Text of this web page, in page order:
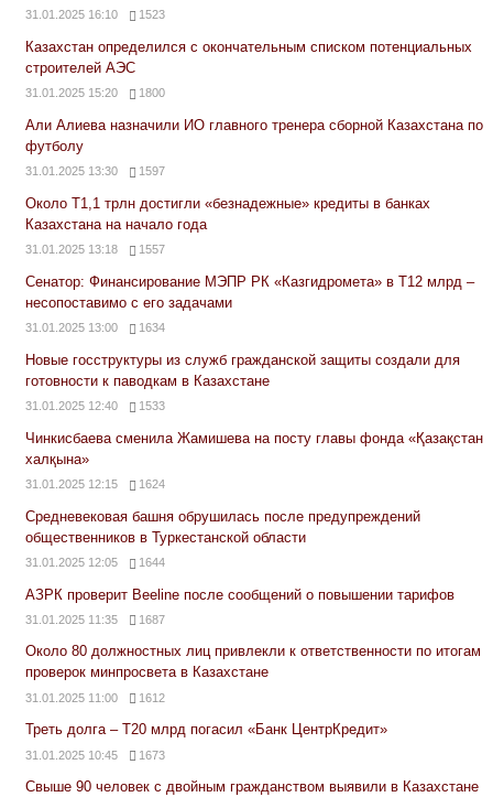
31.01.2025 16:10 1523
Казахстан определился с окончательным списком потенциальных
строителей АЭС
31.01.2025 15:20 1800
Али Алиева назначили ИО главного тренера сборной Казахстана по
футболу
31.01.2025 13:30 1597
Около Т1,1 трлн достигли «безнадежные» кредиты в банках
Казахстана на начало года
31.01.2025 13:18 1557
Сенатор: Финансирование МЭПР РК «Казгидромета» в Т12 млрд –
несопоставимо с его задачами
31.01.2025 13:00 1634
Новые госструктуры из служб гражданской защиты создали для
готовности к паводкам в Казахстане
31.01.2025 12:40 1533
Чинкисбаева сменила Жамишева на посту главы фонда «Қазақстан
халқына»
31.01.2025 12:15 1624
Средневековая башня обрушилась после предупреждений
общественников в Туркестанской области
31.01.2025 12:05 1644
АЗРК проверит Beeline после сообщений о повышении тарифов
31.01.2025 11:35 1687
Около 80 должностных лиц привлекли к ответственности по итогам
проверок минпросвета в Казахстане
31.01.2025 11:00 1612
Треть долга – Т20 млрд погасил «Банк ЦентрКредит»
31.01.2025 10:45 1673
Свыше 90 человек с двойным гражданством выявили в Казахстане